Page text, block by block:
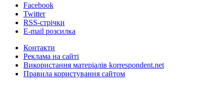
Facebook
Twitter
RSS-стрічки
E-mail розсилка
Контакти
Реклама на сайті
Використання матеріалів korrespondent.net
Правила користування сайтом